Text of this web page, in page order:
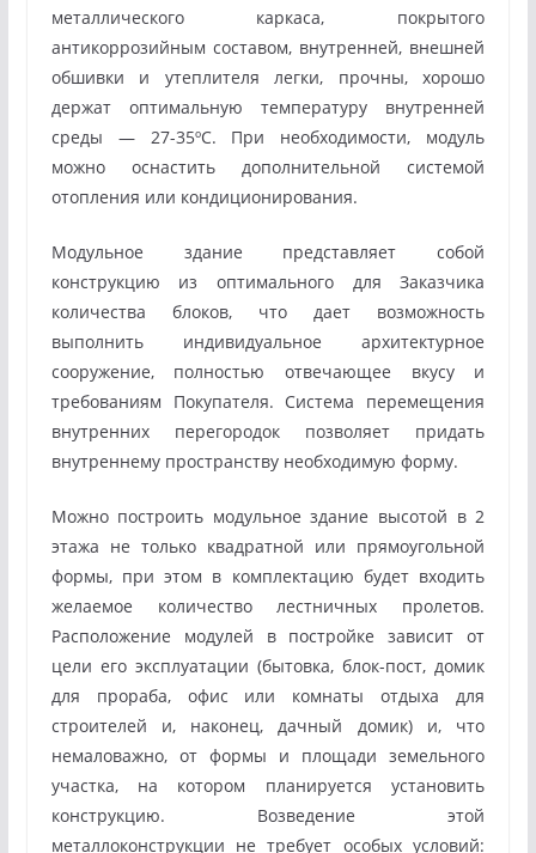
металлического каркаса, покрытого
антикоррозийным составом, внутренней, внешней
обшивки и утеплителя легки, прочны, хорошо
держат оптимальную температуру внутренней
среды — 27-35ºС. При необходимости, модуль
можно оснастить дополнительной системой
отопления или кондиционирования.
Модульное здание представляет собой
конструкцию из оптимального для Заказчика
количества блоков, что дает возможность
выполнить индивидуальное архитектурное
сооружение, полностью отвечающее вкусу и
требованиям Покупателя. Система перемещения
внутренних перегородок позволяет придать
внутреннему пространству необходимую форму.
Можно построить модульное здание высотой в 2
этажа не только квадратной или прямоугольной
формы, при этом в комплектацию будет входить
желаемое количество лестничных пролетов.
Расположение модулей в постройке зависит от
цели его эксплуатации (бытовка, блок-пост, домик
для прораба, офис или комнаты отдыха для
строителей и, наконец, дачный домик) и, что
немаловажно, от формы и площади земельного
участка, на котором планируется установить
конструкцию. Возведение этой
металлоконструкции не требует особых условий: